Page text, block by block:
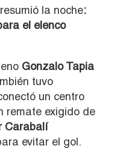
la noche:
el elenco
Gonzalo Tapia
tuvo
un centro
remate exigido de
Carabalí
evitar el gol.